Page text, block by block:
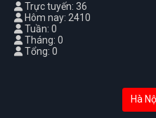
Trực tuyến: 36
Hôm nay: 2410
Tuần: 0
Tháng: 0
Tổng: 0
Hà